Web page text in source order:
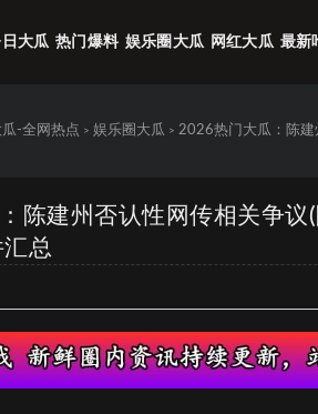
大瓜 热门爆料 娱乐圈大瓜 网红大瓜 最新
-全网热点 > 娱乐圈大瓜 > 2026热门大瓜：陈建
陈建州否认性网传相关争
总